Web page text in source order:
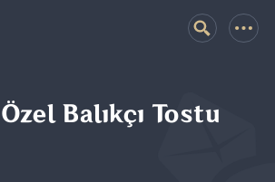
Özel Balıkçı Tostu